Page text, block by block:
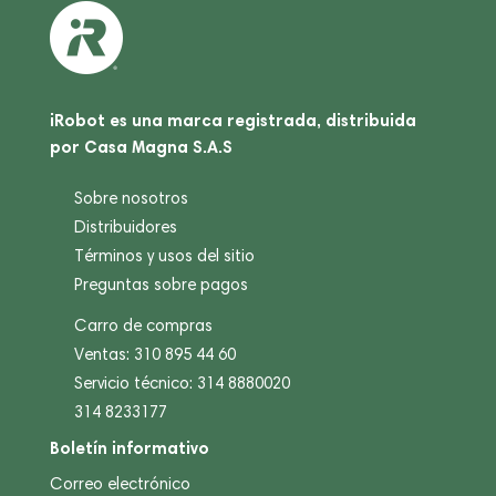
iRobot es una marca registrada, distribuida
por Casa Magna S.A.S
Sobre nosotros
Distribuidores
Términos y usos del sitio
Preguntas sobre pagos
Carro de compras
Ventas: 310 895 44 60
Servicio técnico: 314 8880020
314 8233177
Boletín informativo
Correo electrónico